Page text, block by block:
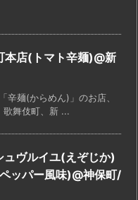
本店(トマト辛麺)@新
辛麺(からめん)」のお店、
歌舞伎町、新 ...
ヴルイユ(えぞじか)
ッパー風味)@神保町/